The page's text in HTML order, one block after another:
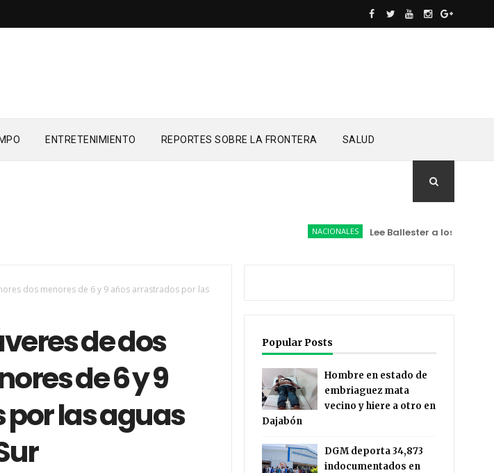
ENTRETENIMIENTO REPORTES SOBRE LA FRONTERA SALUD
NACIONALES Lee Ballester a los que se
dos menores de 6 y 9 años arrastrados por las
de dos
de 6 y 9
las aguas
Popular Posts
Hombre en estado de
embriaguez mata
vecino y hiere a otro en
Dajabón
DGM deporta 34,873
indocumentados en